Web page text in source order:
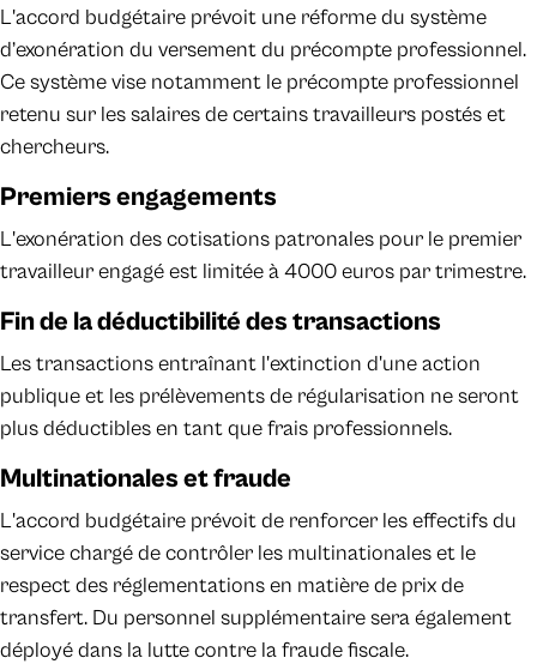
L'accord budgétaire prévoit une réforme du système
d’exonération du versement du précompte professionnel.
Ce système vise notamment le précompte professionnel
retenu sur les salaires de certains travailleurs postés et
chercheurs.
Premiers engagements
L'exonération des cotisations patronales pour le premier
travailleur engagé est limitée à 4000 euros par trimestre.
Fin de la déductibilité des transactions
Les transactions entraînant l'extinction d'une action
publique et les prélèvements de régularisation ne seront
plus déductibles en tant que frais professionnels.
Multinationales et fraude
L'accord budgétaire prévoit de renforcer les effectifs du
service chargé de contrôler les multinationales et le
respect des réglementations en matière de prix de
transfert. Du personnel supplémentaire sera également
déployé dans la lutte contre la fraude fiscale.